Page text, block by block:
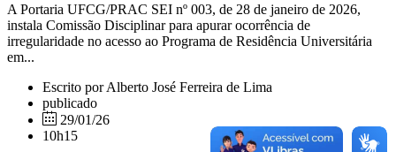
A Portaria UFCG/PRAC SEI nº 003, de 28 de janeiro de 2026,
instala Comissão Disciplinar para apurar ocorrência de
irregularidade no acesso ao Programa de Residência Universitária
em...
Escrito por Alberto José Ferreira de Lima
publicado
29/01/26
10h15